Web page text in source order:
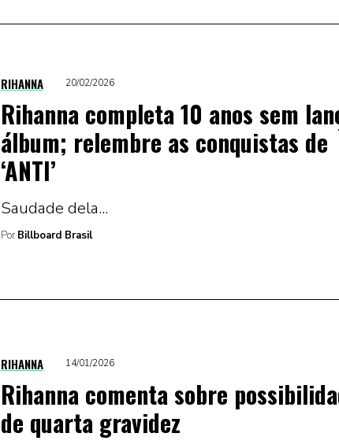
RIHANNA 20/02/2026
Rihanna completa 10 anos sem
álbum; relembre as conquistas de
‘ANTI’
Saudade dela...
Por Billboard Brasil
RIHANNA 14/01/2026
Rihanna comenta sobre
de quarta gravidez